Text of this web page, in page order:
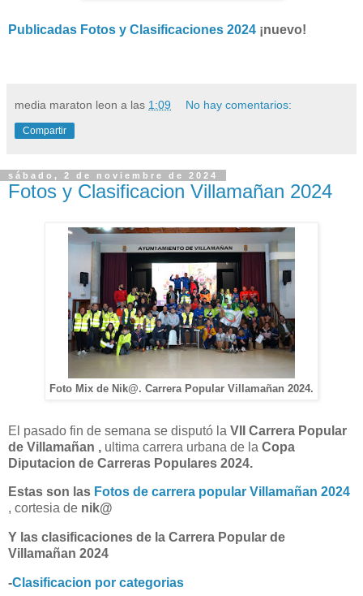
Publicadas Fotos y Clasificaciones 2024 ¡nuevo!
media maraton leon a las 1:09 No hay comentarios:
Compartir
sábado, 2 de noviembre de 2024
Fotos y Clasificacion Villamañan 2024
Foto Mix de Nik@. Carrera Popular Villamañan 2024.
El pasado fin de semana se disputó la VII Carrera Popular
de Villamañan , ultima carrera urbana de la Copa
Diputacion de Carreras Populares 2024.
Estas son las Fotos de carrera popular Villamañan 2024
, cortesia de nik@
Y las clasificaciones de la Carrera Popular de
Villamañan 2024
-Clasificacion por categorias